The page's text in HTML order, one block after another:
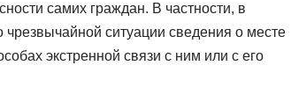
самих граждан. В частности, в
чрезвычайной ситуации сведения о месте
экстренной связи с ним или с его